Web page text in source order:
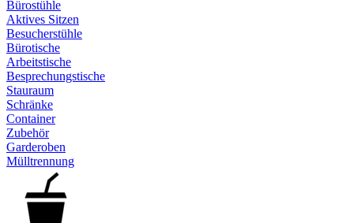
Bürostühle
Aktives Sitzen
Besucherstühle
Bürotische
Arbeitstische
Besprechungstische
Stauraum
Schränke
Container
Zubehör
Garderoben
Mülltrennung